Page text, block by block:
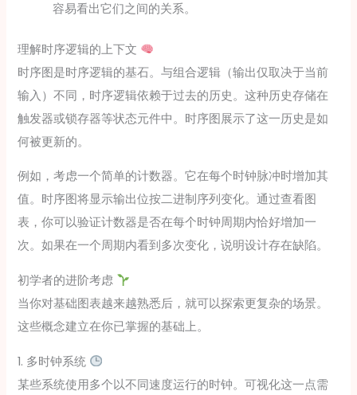
容易看出它们之间的关系。
理解时序逻辑的上下文
时序图是时序逻辑的基石。与组合逻辑（输出仅取决于当前
输入）不同，时序逻辑依赖于过去的历史。这种历史存储在
触发器或锁存器等状态元件中。时序图展示了这一历史是如
何被更新的。
例如，考虑一个简单的计数器。它在每个时钟脉冲时增加其
值。时序图将显示输出位按二进制序列变化。通过查看图
表，你可以验证计数器是否在每个时钟周期内恰好增加一
次。如果在一个周期内看到多次变化，说明设计存在缺陷。
初学者的进阶考虑
当你对基础图表越来越熟悉后，就可以探索更复杂的场景。
这些概念建立在你已掌握的基础上。
1. 多时钟系统
某些系统使用多个以不同速度运行的时钟。可视化这一点需